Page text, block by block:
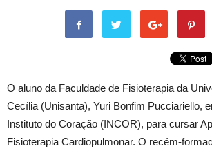
O aluno da Faculdade de Fisioterapia da
Cecília (Unisanta), Yuri Bonfim Pucciariello,
Instituto do Coração (INCOR), para cursar
Fisioterapia Cardiopulmonar. O recém-